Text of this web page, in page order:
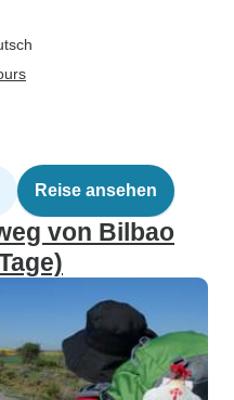
Reise ansehen
von Bilbao